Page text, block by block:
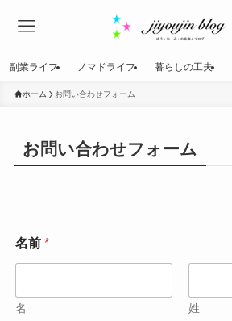
副業ライフ ノマドライフ 暮らしの工夫
ホーム お問い合わせフォーム
お問い合わせフォーム
名前 *
名 姓